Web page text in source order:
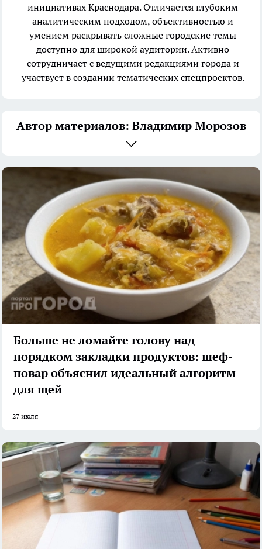
инициативах Краснодара. Отличается глубоким
аналитическим подходом, объективностью и
умением раскрывать сложные городские темы
доступно для широкой аудитории. Активно
сотрудничает с ведущими редакциями города и
участвует в создании тематических спецпроектов.
Автор материалов: Владимир Морозов
Больше не ломайте голову над
порядком закладки продуктов: шеф-
повар объяснил идеальный алгоритм
для щей
27 июля